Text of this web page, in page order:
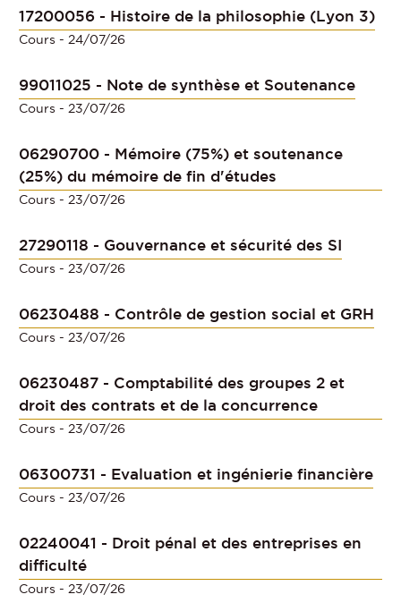
17200056 - Histoire de la philosophie (Lyon 3)
Cours - 24/07/26
99011025 - Note de synthèse et Soutenance
Cours - 23/07/26
06290700 - Mémoire (75%) et soutenance
(25%) du mémoire de fin d'études
Cours - 23/07/26
27290118 - Gouvernance et sécurité des SI
Cours - 23/07/26
06230488 - Contrôle de gestion social et GRH
Cours - 23/07/26
06230487 - Comptabilité des groupes 2 et
droit des contrats et de la concurrence
Cours - 23/07/26
06300731 - Evaluation et ingénierie financière
Cours - 23/07/26
02240041 - Droit pénal et des entreprises en
difficulté
Cours - 23/07/26